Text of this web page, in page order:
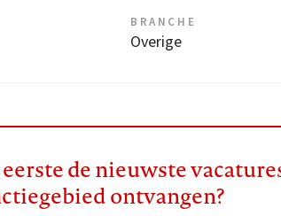
BRANCHE
Overige
de nieuwste
ontvangen?